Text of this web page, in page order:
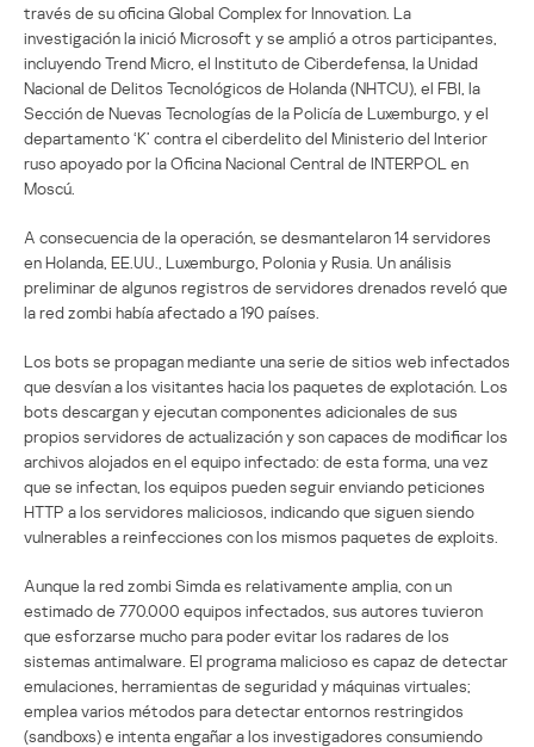
través de su oficina Global Complex for Innovation. La
investigación la inició Microsoft y se amplió a otros participantes,
incluyendo Trend Micro, el Instituto de Ciberdefensa, la Unidad
Nacional de Delitos Tecnológicos de Holanda (NHTCU), el FBI, la
Sección de Nuevas Tecnologías de la Policía de Luxemburgo, y el
departamento ‘K’ contra el ciberdelito del Ministerio del Interior
ruso apoyado por la Oficina Nacional Central de INTERPOL en
Moscú.
A consecuencia de la operación, se desmantelaron 14 servidores
en Holanda, EE.UU., Luxemburgo, Polonia y Rusia. Un análisis
preliminar de algunos registros de servidores drenados reveló que
la red zombi había afectado a 190 países.
Los bots se propagan mediante una serie de sitios web infectados
que desvían a los visitantes hacia los paquetes de explotación. Los
bots descargan y ejecutan componentes adicionales de sus
propios servidores de actualización y son capaces de modificar los
archivos alojados en el equipo infectado: de esta forma, una vez
que se infectan, los equipos pueden seguir enviando peticiones
HTTP a los servidores maliciosos, indicando que siguen siendo
vulnerables a reinfecciones con los mismos paquetes de exploits.
Aunque la red zombi Simda es relativamente amplia, con un
estimado de 770.000 equipos infectados, sus autores tuvieron
que esforzarse mucho para poder evitar los radares de los
sistemas antimalware. El programa malicioso es capaz de detectar
emulaciones, herramientas de seguridad y máquinas virtuales;
emplea varios métodos para detectar entornos restringidos
(sandboxs) e intenta engañar a los investigadores consumiendo